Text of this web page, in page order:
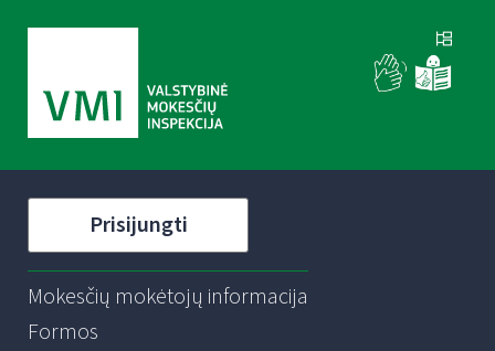
Prisijungti
Mokesčių mokėtojų informacija
Formos